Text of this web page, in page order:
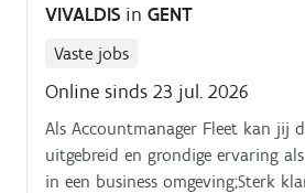
VIVALDIS in GENT
Vaste jobs
Online sinds 23 jul. 2026
Als Accountmanager Fleet kan jij
uitgebreid en grondige ervaring
in een business omgeving;Sterk